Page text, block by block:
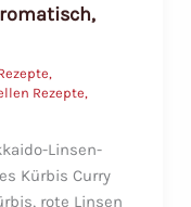
,
Rezepte,
Linsen-
Kürbis Curry
rote Linsen